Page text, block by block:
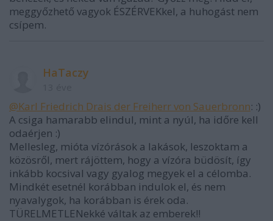
meggyőzhető vagyok ÉSZÉRVEKkel, a huhogást nem
csípem.
HaTaczy
@Karl Friedrich Drais der Freiherr von Sauerbronn: :)
A csiga hamarabb elindul, mint a nyúl, ha időre kell
odaérjen :)
Mellesleg, mióta vízórások a lakások, leszoktam a
közösről, mert rájöttem, hogy a vízóra büdösít, így
inkább kocsival vagy gyalog megyek el a célomba.
Mindkét esetnél korábban indulok el, és nem
nyavalygok, ha korábban is érek oda.
TÜRELMETLENekké váltak az emberek!!